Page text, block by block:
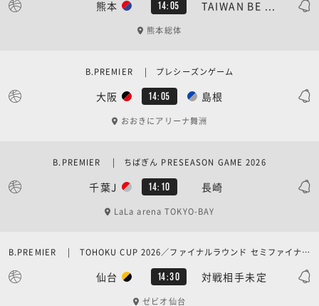
熊本 14:05 TAIWAN BE ...
熊本総体
大阪 14:05 島根
B.PREMIER | プレシーズンゲーム
おおきにアリーナ舞洲
千葉J 14:10 長崎
B.PREMIER | ちばぎん PRESEASON GAME 2026
LaLa arena TOKYO-BAY
仙台 14:30 対戦相手未定
B.PREMIER | TOHOKU CUP 2026／ファイナルラウンド セミファイナル
ゼビオ仙台